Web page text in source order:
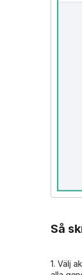
Så
1. Välj